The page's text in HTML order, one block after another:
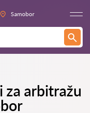
Samobor
za arbitražu